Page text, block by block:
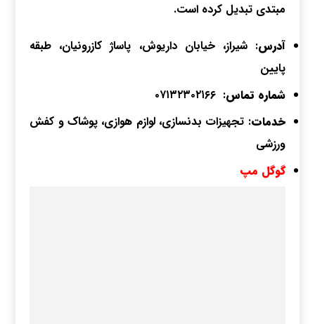
مبتدی تبدیل کرده است.
آدرس: شیراز، خیابان داریوش، پاساژ کازرونیان، طبقه
پایین
شماره تماس:۰۷۱۳۲۳۰۲۱۶۶
خدمات: تجهیزات بدنسازی، لوازم هوازی، پوشاک و کفش
ورزشی
گوگل مپ